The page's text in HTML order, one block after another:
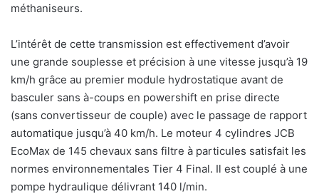
méthaniseurs.
L’intérêt de cette transmission est effectivement d’avoir
une grande souplesse et précision à une vitesse jusqu’à 19
km/h grâce au premier module hydrostatique avant de
basculer sans à-coups en powershift en prise directe
(sans convertisseur de couple) avec le passage de rapport
automatique jusqu’à 40 km/h. Le moteur 4 cylindres JCB
EcoMax de 145 chevaux sans filtre à particules satisfait les
normes environnementales Tier 4 Final. Il est couplé à une
pompe hydraulique délivrant 140 l/min.